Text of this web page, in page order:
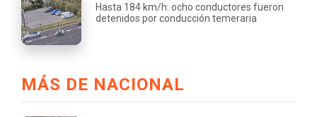
Hasta 184 km/h: ocho conductores fueron
detenidos por conducción temeraria
MÁS DE NACIONAL